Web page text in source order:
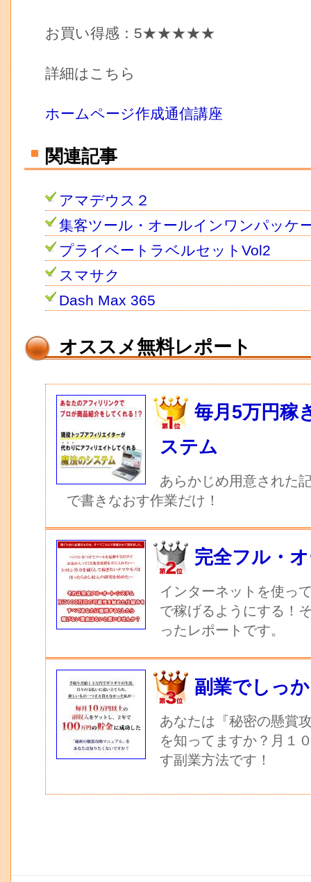
お買い得感：5★★★★★
詳細はこちら
ホームページ作成通信講座
関連記事
アマデウス２
集客ツール・オールインワンパッケ
プライベートラベルセットVol2
スマサク
Dash Max 365
オススメ無料レポート
毎月5万円稼
ステム
あらかじめ用意された
で書きなおす作業だけ！
完全フル・
インターネットを使っ
で稼げるようにする！
ったレポートです。
副業でしっ
あなたは『秘密の懸賞
を知ってますか？月１
す副業方法です！